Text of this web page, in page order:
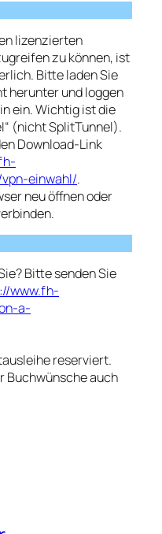
lizenzierten
zu können, ist
Bitte laden Sie
herunter und loggen
ein. Wichtig ist die
(nicht SplitTunnel).
Download-Link
einwahl/.
neu öffnen oder
Bitte senden Sie
www.fh-
a-
reserviert.
Buchwünsche auch